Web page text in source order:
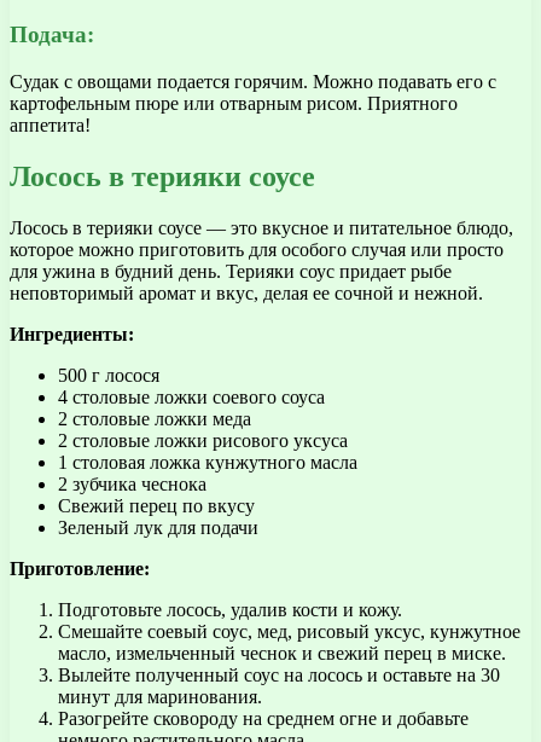
Подача:
Судак с овощами подается горячим. Можно подавать его с
картофельным пюре или отварным рисом. Приятного
аппетита!
Лосось в терияки соусе
Лосось в терияки соусе — это вкусное и питательное блюдо,
которое можно приготовить для особого случая или просто
для ужина в будний день. Терияки соус придает рыбе
неповторимый аромат и вкус, делая ее сочной и нежной.
Ингредиенты:
500 г лосося
4 столовые ложки соевого соуса
2 столовые ложки меда
2 столовые ложки рисового уксуса
1 столовая ложка кунжутного масла
2 зубчика чеснока
Свежий перец по вкусу
Зеленый лук для подачи
Приготовление:
Подготовьте лосось, удалив кости и кожу.
Смешайте соевый соус, мед, рисовый уксус, кунжутное
масло, измельченный чеснок и свежий перец в миске.
Вылейте полученный соус на лосось и оставьте на 30
минут для маринования.
Разогрейте сковороду на среднем огне и добавьте